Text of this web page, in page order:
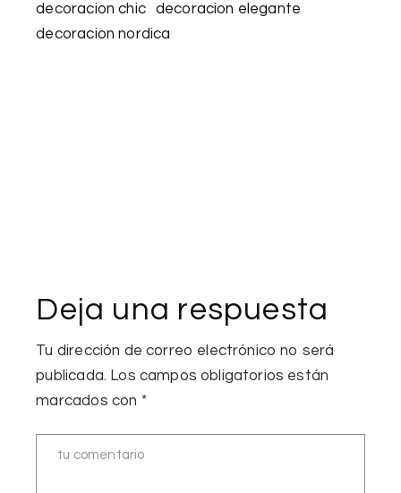
decoracion chic
decoracion elegante
decoracion nordica
Deja una respuesta
Tu dirección de correo electrónico no será
publicada. Los campos obligatorios están
marcados con *